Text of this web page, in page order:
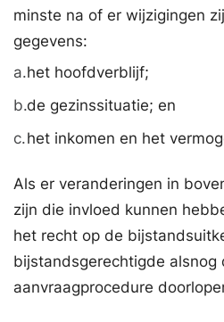
minste na of er wijzigingen
gegevens:
a.het hoofdverblijf;
b.de gezinssituatie; en
c.het inkomen en het
Als er veranderingen in
zijn die invloed kunnen
het recht op de
bijstandsgerechtigde alsnog
aanvraagprocedure